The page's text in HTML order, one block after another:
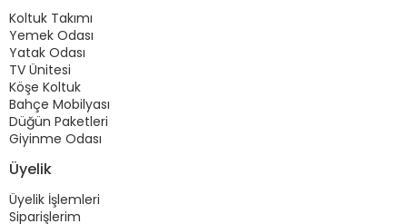
Koltuk Takımı
Yemek Odası
Yatak Odası
TV Ünitesi
Köşe Koltuk
Bahçe Mobilyası
Düğün Paketleri
Giyinme Odası
Üyelik
Üyelik İşlemleri
Siparişlerim